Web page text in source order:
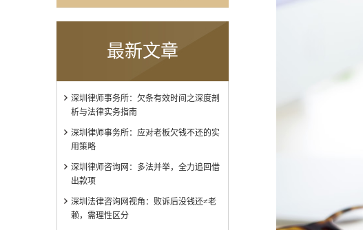
最新文章
深圳律师事务所：欠条有效时间之深度剖
析与法律实务指南
深圳律师事务所：应对老板欠钱不还的实
用策略
深圳律师咨询网：多法并举，全力追回借
出款项
深圳法律咨询网视角：败诉后没钱还≠老
赖，需理性区分